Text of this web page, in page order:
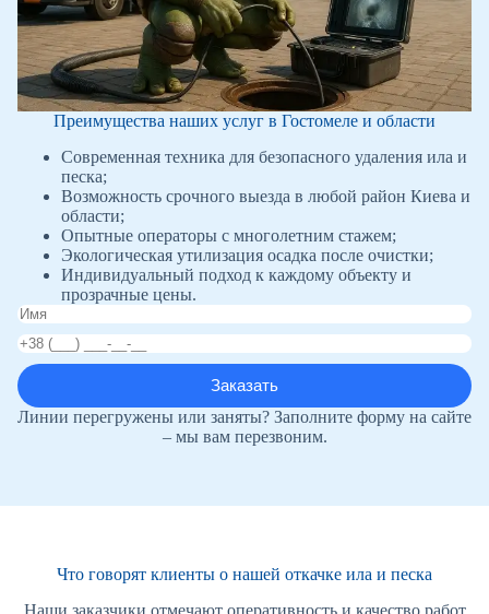
Преимущества наших услуг в Гостомеле и области
Современная техника для безопасного удаления ила и
песка;
Возможность срочного выезда в любой район Киева и
области;
Опытные операторы с многолетним стажем;
Экологическая утилизация осадка после очистки;
Индивидуальный подход к каждому объекту и
прозрачные цены.
Линии перегружены или заняты? Заполните форму на сайте
– мы вам перезвоним.
Что говорят клиенты о нашей откачке ила и песка
Наши заказчики отмечают оперативность и качество работ